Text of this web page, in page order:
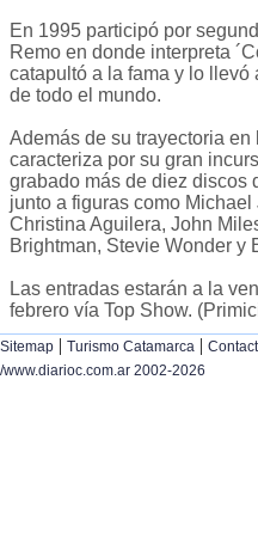
En 1995 participó por
Remo en donde interpreta
catapultó a la fama y lo
de todo el mundo.
Además de su trayectoria
caracteriza por su gran
grabado más de diez discos
junto a figuras como
Christina Aguilera, John
Brightman, Stevie Wonder y
Las entradas estarán a la
febrero vía Top Show.
Sitemap | Turismo Catamarca |
/www.diarioc.com.ar 2002-2026